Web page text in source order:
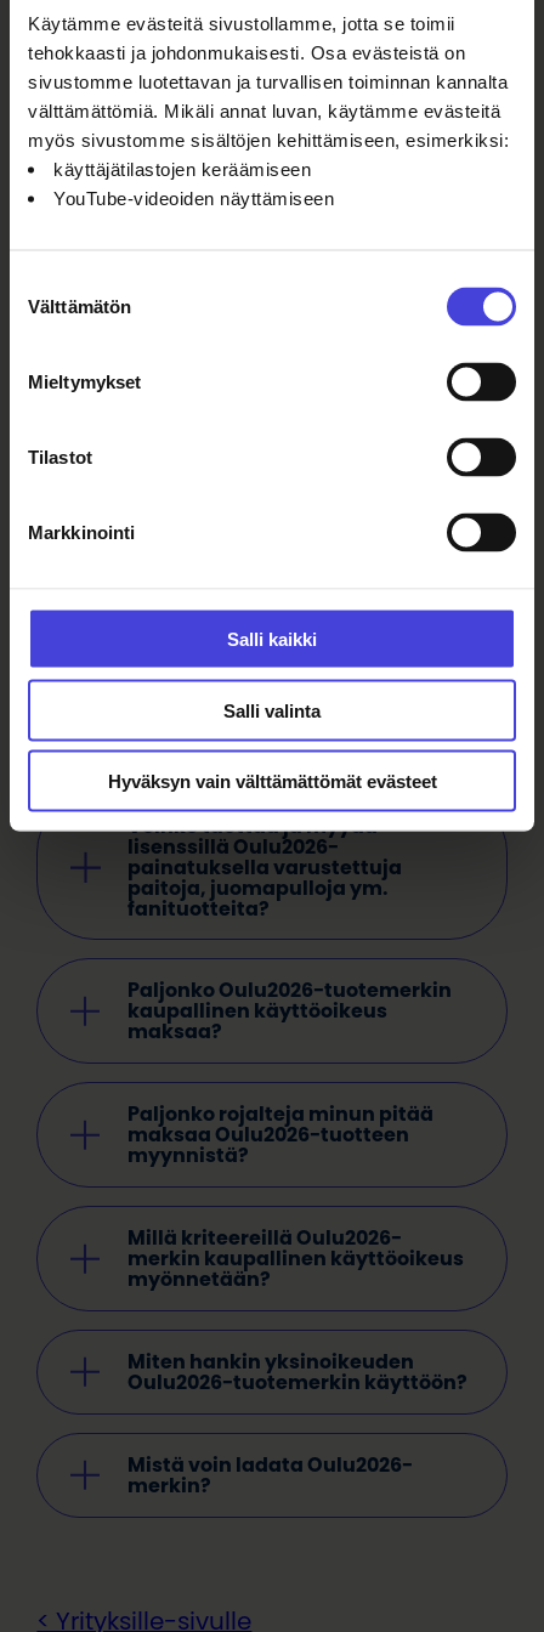
Käytämme evästeitä sivustollamme, jotta se toimii
tehokkaasti ja johdonmukaisesti. Osa evästeistä on
sivustomme luotettavan ja turvallisen toiminnan kannalta
välttämättömiä. Mikäli annat luvan, käytämme evästeitä
myös sivustomme sisältöjen kehittämiseen, esimerkiksi:
käyttäjätilastojen keräämiseen
YouTube-videoiden näyttämiseen
valinta
Välttämätön
Mieltymykset
Tilastot
Markkinointi
Salli kaikki
Salli valinta
Hyväksyn vain välttämättömät evästeet
Tavaramerkin käyttöönsä
lisensoineet yritykset ja toimijat
löydät tuotesivultamme
FAQ
Voiko yrityksemme valmistaa
myyntiin omia Oulu2026-
tuotteita? Miten saan oikeuden
merkin kaupalliseen käyttöön?
lisenssillä Oulu2026-
painatuksella varustettuja
paitoja, juomapulloja ym.
fanituotteita?
Paljonko Oulu2026-tuotemerkin
kaupallinen käyttöoikeus
maksaa?
Paljonko rojalteja minun pitää
maksaa Oulu2026-tuotteen
myynnistä?
Millä kriteereillä Oulu2026-
merkin kaupallinen käyttöoikeus
myönnetään?
Miten hankin yksinoikeuden
Oulu2026-tuotemerkin käyttöön?
Mistä voin ladata Oulu2026-
merkin?
< Yrityksille-sivulle